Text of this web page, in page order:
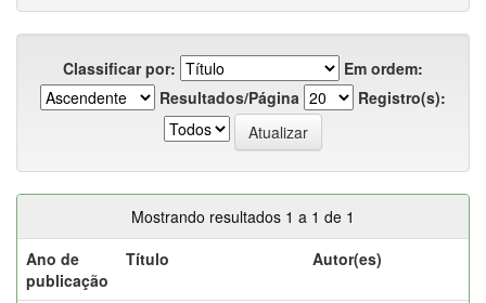
Classificar por:
Em ordem:
Resultados/Página
Registro(s):
Mostrando resultados 1 a 1 de 1
Ano de
publicação
Título Autor(es)